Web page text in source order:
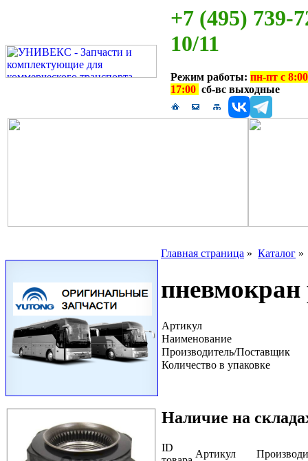
+7 (495) 739-
10/11
Режим работы: пн-пт с
17:00 сб-вс выходные
Главная страница » Каталог
пневмокран
Артикул
Наименование
Производитель/Поставщик
Количество в упаковке
Наличие на
ID
Артикул